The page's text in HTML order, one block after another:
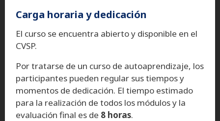
Carga horaria y dedicación
El curso se encuentra abierto y disponible en el
CVSP.
Por tratarse de un curso de autoaprendizaje, los
participantes pueden regular sus tiempos y
momentos de dedicación. El tiempo estimado
para la realización de todos los módulos y la
evaluación final es de 8 horas.